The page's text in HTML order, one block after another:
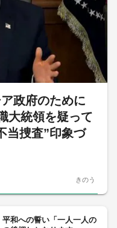
政府のために
大統領を疑って
捜査”印象づ
きのう
和への誓い「一人一人の